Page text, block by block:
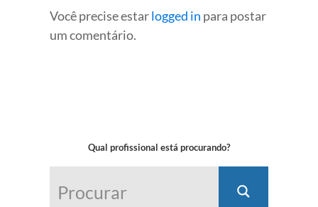
Você precise estarlogged in para postar
um comentário.
Qual profissional está procurando?